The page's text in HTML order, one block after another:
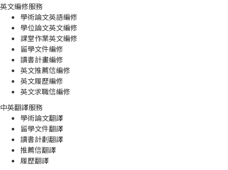
英文編修服務
學術論文英語編修
學位論文英文編修
課堂作業英文編修
留學文件編修
讀書計畫編修
英文推薦信編修
英文履歷編修
英文求職信編修
中英翻譯服務
學術論文翻譯
留學文件翻譯
讀書計劃翻譯
推薦信翻譯
履歷翻譯